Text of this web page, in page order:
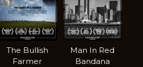
The Bullish
Farmer
Man In Red
Bandana